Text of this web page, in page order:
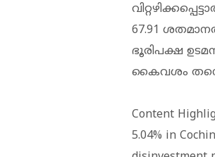
67.91
ഭൂരിപക്ഷ
കൈവശം
Content
5.04% in